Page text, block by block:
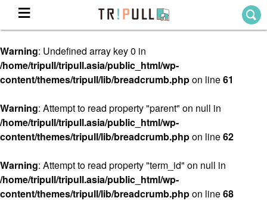
ホーム
Theme
テーマから探す
TRIPULLブログ
About
私たちについて
Warning: Undefined array key 0 in
/home/tripull/tripull.asia/public_html/wp-
content/themes/tripull/lib/breadcrumb.phpon line61
Warning: Attempt to read property "parent" on null in
/home/tripull/tripull.asia/public_html/wp-
content/themes/tripull/lib/breadcrumb.phpon line62
Warning: Attempt to read property "term_id" on null in
/home/tripull/tripull.asia/public_html/wp-
content/themes/tripull/lib/breadcrumb.phpon line68